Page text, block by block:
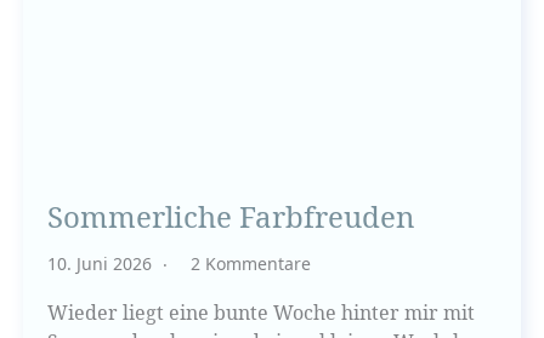
Sommerliche Farbfreuden
10. Juni 2026 2 Kommentare
Wieder liegt eine bunte Woche hinter mir mit